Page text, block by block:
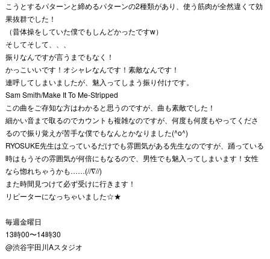
こうとするパターンと締めるパターンの2種類があり、使う筋肉が全然違くて効
果抜群でした！
（昔体操をしていた僕でもしんどかったですw）
そしてそして、、、
振りなんですが言うまでもなく！
かっこいいです！オシャレなんです！素敵なんです！
連呼してしまいましたが、魅入ってしまう振り付けです。
Sam Smith/Make It To Me-Stripped
この曲をご存知な方はわかると思うのですが、曲も素敵でした！
細かい音まで取るのでカウントも複雑なのですが、何度も何度もやってくださ
るので振り覚えが苦手な僕でもなんとかなりました(^o^)
RYOSUKE先生は立っているだけでも雰囲気がある先生なのですが、踊っている
時はもうその雰囲気が何倍にもなるので、男性でも魅入ってしまいます！女性
なら惚れちゃうかも……(//∇//)
また時間見つけて必ず受けに行きます！
リピーターになっちゃいました☆★
毎週金曜日
13時00〜14時30
@渋谷宇田川Aスタジオ